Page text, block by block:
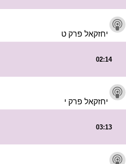
יחזקאל פרק ט
יחזקאל פרק י